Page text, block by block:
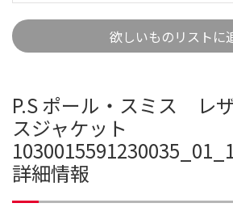
欲しいものリストに
P.S ポール・スミス レ
スジャケット
詳細情報